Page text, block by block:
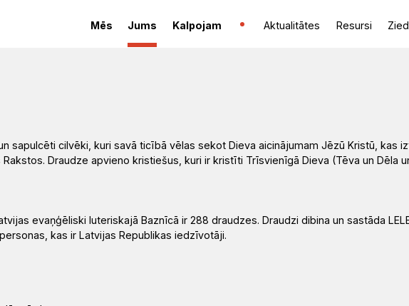
Mēs Jums Kalpojam Aktualitātes Resursi
sapulcēti cilvēki, kuri savā ticībā vēlas sekot Dieva aicinājumam Jēzū Kristū, kas
Draudze apvieno kristiešus, kuri ir kristīti Trīsvienīgā Dieva (Tēva un Dēla
evaņģēliski luteriskajā Baznīcā ir 288 draudzes. Draudzi dibina un sastāda
kas ir Latvijas Republikas iedzīvotāji.